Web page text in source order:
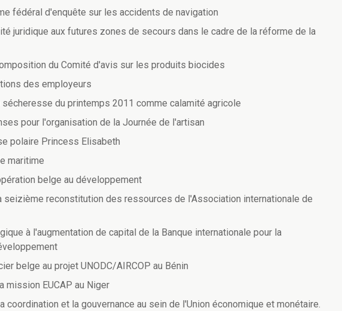
fédéral d'enquête sur les accidents de navigation
juridique aux futures zones de secours dans le cadre de la réforme de la
du Comité d'avis sur les produits biocides
des employeurs
sécheresse du printemps 2011 comme calamité agricole
pour l'organisation de la Journée de l'artisan
polaire Princess Elisabeth
maritime
belge au développement
seizième reconstitution des ressources de l'Association internationale de
à l'augmentation de capital de la Banque internationale pour la
belge au projet UNODC/AIRCOP au Bénin
mission EUCAP au Niger
coordination et la gouvernance au sein de l'Union économique et monétaire.